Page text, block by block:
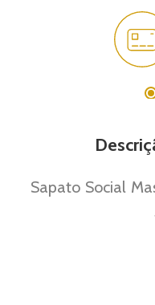
Sapato Social